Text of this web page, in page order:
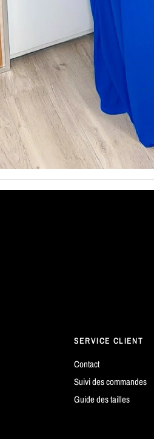
SERVICE CLIENT
Contact
Suivi des commandes
Guide des tailles